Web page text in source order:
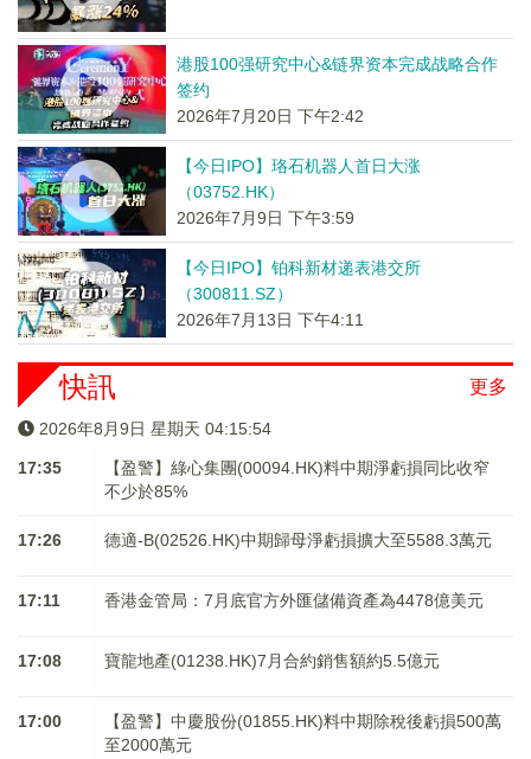
港股100强研究中心&链界资本完成战略合作
签约
2026年7月20日 下午2:42
【今日IPO】珞石机器人首日大涨
（03752.HK）
2026年7月9日 下午3:59
【今日IPO】铂科新材递表港交所
（300811.SZ）
2026年7月13日 下午4:11
更多
快訊
2026年8月9日 星期天 04:15:55
17:35
【盈警】綠心集團(00094.HK)料中期淨虧損同比收窄
不少於85%
17:26 德適-B(02526.HK)中期歸母淨虧損擴大至5588.3萬元
17:11 香港金管局：7月底官方外匯儲備資產為4478億美元
17:08 寶龍地產(01238.HK)7月合約銷售額約5.5億元
17:00
【盈警】中慶股份(01855.HK)料中期除稅後虧損500萬
至2000萬元